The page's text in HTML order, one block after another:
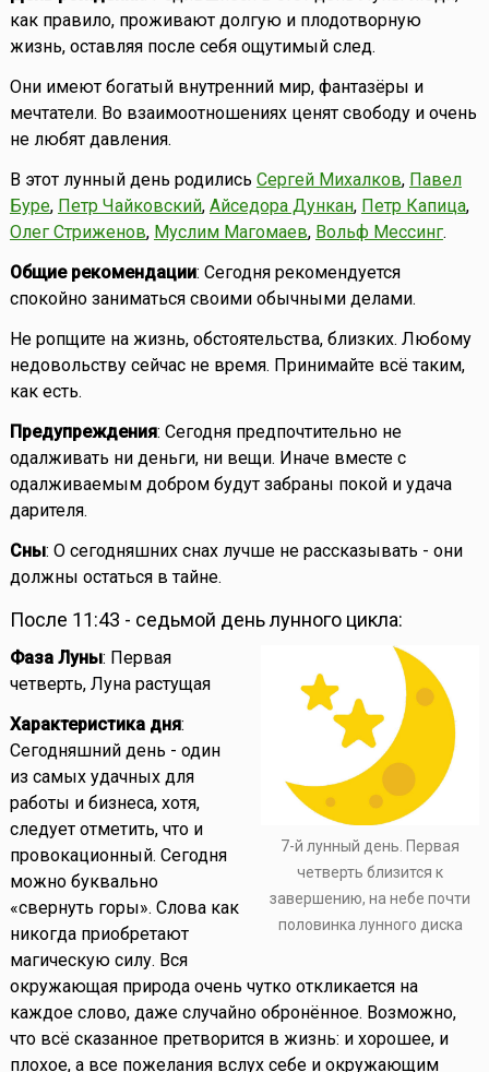
как правило, проживают долгую и плодотворную
жизнь, оставляя после себя ощутимый след.
Они имеют богатый внутренний мир, фантазёры и
мечтатели. Во взаимоотношениях ценят свободу и очень
не любят давления.
В этот лунный день родились Сергей Михалков, Павел
Буре, Петр Чайковский, Айседора Дункан, Петр Капица,
Олег Стриженов, Муслим Магомаев, Вольф Мессинг.
Общие рекомендации: Сегодня рекомендуется
спокойно заниматься своими обычными делами.
Не ропщите на жизнь, обстоятельства, близких. Любому
недовольству сейчас не время. Принимайте всё таким,
как есть.
Предупреждения: Сегодня предпочтительно не
одалживать ни деньги, ни вещи. Иначе вместе с
одалживаемым добром будут забраны покой и удача
дарителя.
Сны: О сегодняшних снах лучше не рассказывать - они
должны остаться в тайне.
После 11:43 - седьмой день лунного цикла:
7-й лунный день. Первая
четверть близится к
завершению, на небе почти
половинка лунного диска
Фаза Луны: Первая
четверть, Луна растущая
Характеристика дня:
Сегодняшний день - один
из самых удачных для
работы и бизнеса, хотя,
следует отметить, что и
провокационный. Сегодня
можно буквально
«свернуть горы». Слова как
никогда приобретают
магическую силу. Вся
окружающая природа очень чутко откликается на
каждое слово, даже случайно обронённое. Возможно,
что всё сказанное претворится в жизнь: и хорошее, и
плохое, а все пожелания вслух себе и окружающим